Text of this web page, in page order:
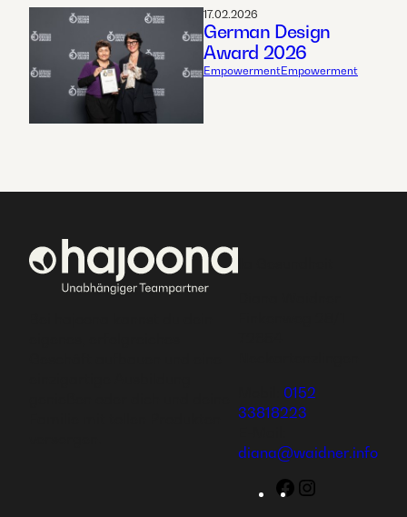
17.02.2026
German Design
Award 2026
EmpowermentEmpowerment
0152
33818223
diana@waidner.info
Facebook